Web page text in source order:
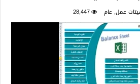
عمل, عام 28,447